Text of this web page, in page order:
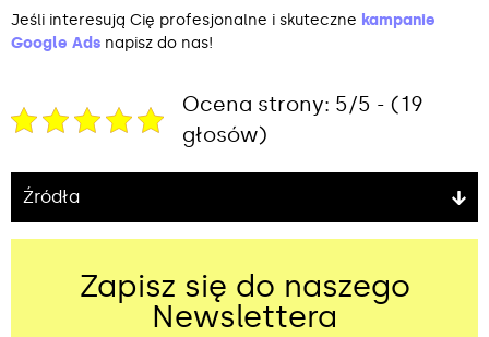
Jeśli interesują Cię profesjonalne i skuteczne kampanie
Google Ads napisz do nas!
Ocena strony: 5/5 - (19
głosów)
Źródła
Zapisz się do naszego
Newslettera